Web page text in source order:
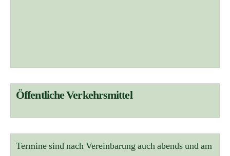
Öffentliche Verkehrsmittel
Termine sind nach Vereinbarung auch abends und am